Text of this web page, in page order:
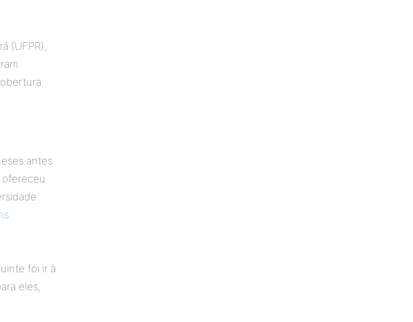
(UFPR),
antes.
ofereceu
foi ir à
eles,